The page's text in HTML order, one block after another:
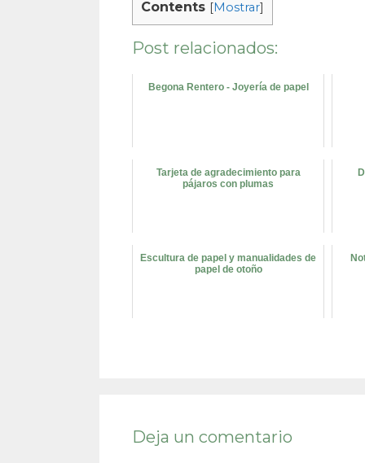
Contents [Mostrar]
Post relacionados:
Begona Rentero - Joyería de papel
Tarjeta de agradecimiento para
pájaros con plumas
Escultura de papel y manualidades de
papel de otoño
Deja un comentario